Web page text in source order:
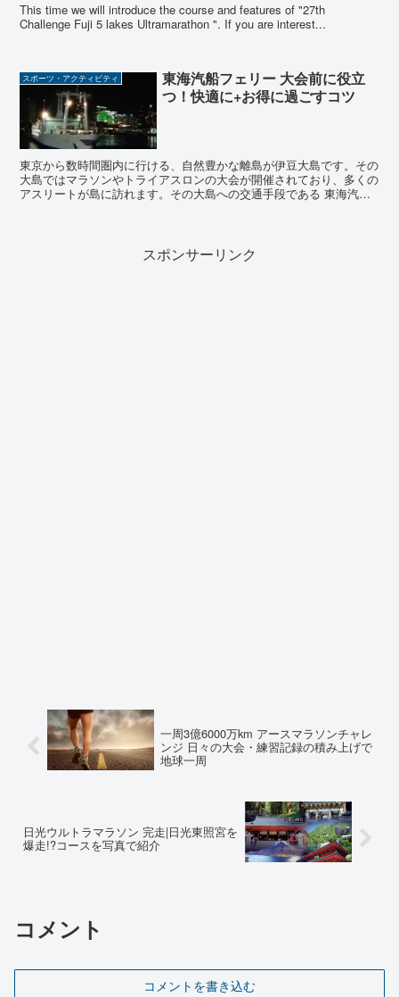
This time we will introduce the course and features of "27th
Challenge Fuji 5 lakes Ultramarathon ". If you are interest...
スポーツ・アクティビティ
東海汽船フェリー 大会前に役立
つ！快適に+お得に過ごすコツ
東京から数時間圏内に行ける、自然豊かな離島が伊豆大島です。その
大島ではマラソンやトライアスロンの大会が開催されており、多くの
アスリートが島に訪れます。その大島への交通手段である 東海汽船
スポンサーリンク
一周3億6000万km アースマラソンチャレ
ンジ 日々の大会・練習記録の積み上げで
地球一周
日光ウルトラマラソン 完走|日光東照宮を
爆走!?コースを写真で紹介
コメント
コメントを書き込む